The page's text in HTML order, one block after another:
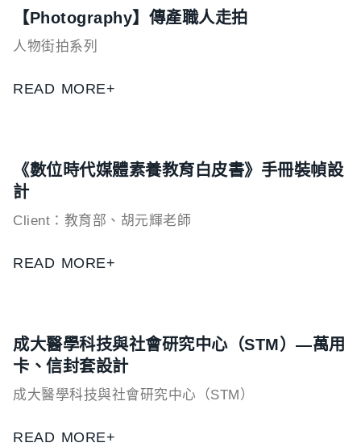
【Photography】傳產職人走拍
人物街拍系列
READ MORE+
《數位時代媒體素養教育白皮書》手冊裝幀設
計
Client：教育部、胡元輝老師
READ MORE+
成大醫學科技與社會研究中心（STM）—萬用
卡、信封套設計
成大醫學科技與社會研究中心（STM）
READ MORE+